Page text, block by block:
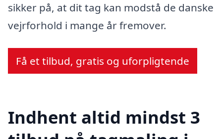
sikker på, at dit tag kan modstå de danske
vejrforhold i mange år fremover.
Få et tilbud, gratis og uforpligtende
Indhent altid mindst 3